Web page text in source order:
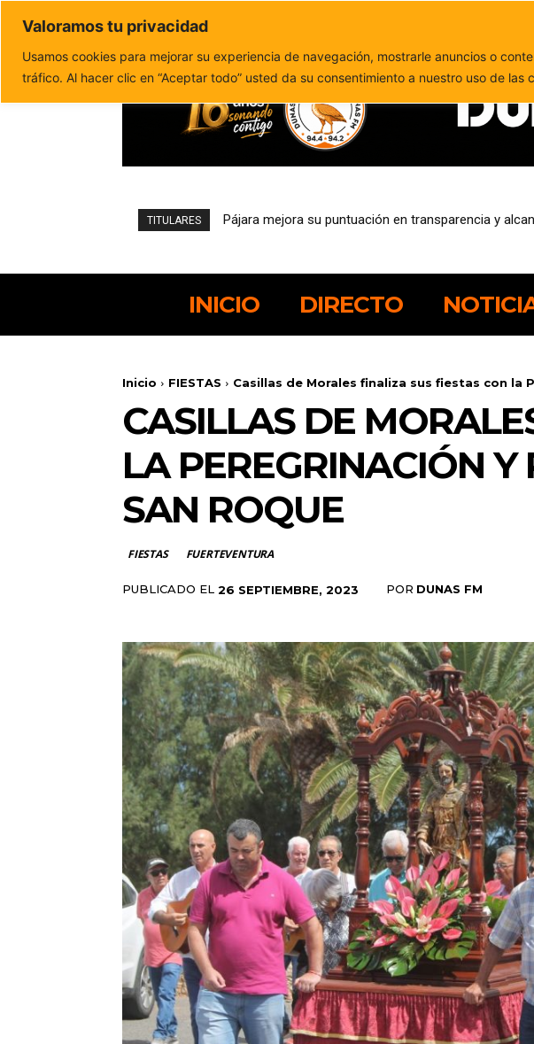
Valoramos tu privacidad
Usamos cookies para mejorar su experiencia de navegación, mostrarle anuncios o
tráfico. Al hacer clic en “Aceptar todo” usted da su consentimiento a nuestro uso de las
Política de privacidad
TITULARES Pájara mejora su puntuación en transparencia y
El pesquero robado abandona el puerto de Gran
INICIO DIRECTO
Inicio FIESTAS Casillas de Morales finaliza sus fiestas con la
CASILLAS DE
LA PEREGRINACIÓN
SAN ROQUE
FIESTAS FUERTEVENTURA
PUBLICADO EL 26 SEPTIEMBRE, 2023 POR DUNAS FM